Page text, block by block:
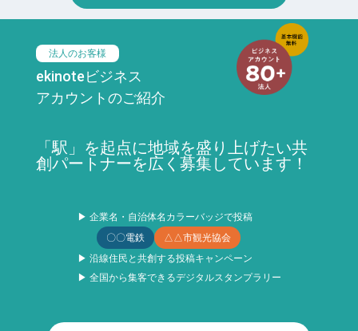
法人のお客様
ekinoteビジネス
アカウントのご紹介
「駅」を起点に地域を盛り上げたい共
創パートナーを広く募集しています！
▶ 企業名・自治体名カラーバッジで投稿
〇〇電鉄
△△市観光協会
▶ 沿線住民と共創する投稿キャンペーン
▶ 全国から集客できるデジタルスタンプラリー